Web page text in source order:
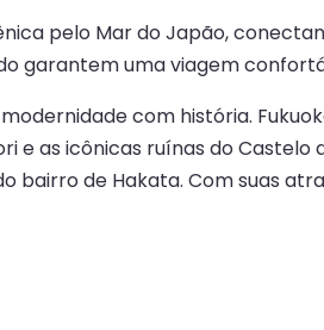
pelo Mar do Japão,
garantem uma viagem
com história.
as icônicas ruínas do
bairro de Hakata. Com suas